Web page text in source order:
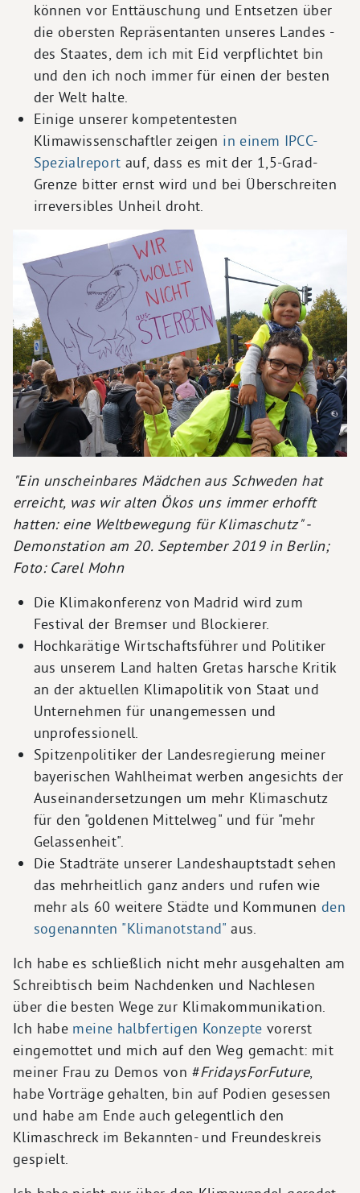
können vor Enttäuschung und Entsetzen über
die obersten Repräsentanten unseres Landes -
des Staates, dem ich mit Eid verpflichtet bin
und den ich noch immer für einen der besten
der Welt halte.
Einige unserer kompetentesten
Klimawissenschaftler zeigen in einem IPCC-
Spezialreport auf, dass es mit der 1,5-Grad-
Grenze bitter ernst wird und bei Überschreiten
irreversibles Unheil droht.
"Ein unscheinbares Mädchen aus Schweden hat
erreicht, was wir alten Ökos uns immer erhofft
hatten: eine Weltbewegung für Klimaschutz" -
Demonstation am 20. September 2019 in Berlin;
Foto: Carel Mohn
Die Klimakonferenz von Madrid wird zum
Festival der Bremser und Blockierer.
Hochkarätige Wirtschaftsführer und Politiker
aus unserem Land halten Gretas harsche Kritik
an der aktuellen Klimapolitik von Staat und
Unternehmen für unangemessen und
unprofessionell.
Spitzenpolitiker der Landesregierung meiner
bayerischen Wahlheimat werben angesichts der
Auseinandersetzungen um mehr Klimaschutz
für den "goldenen Mittelweg" und für "mehr
Gelassenheit".
Die Stadträte unserer Landeshauptstadt sehen
das mehrheitlich ganz anders und rufen wie
mehr als 60 weitere Städte und Kommunen den
sogenannten "Klimanotstand" aus.
Ich habe es schließlich nicht mehr ausgehalten am
Schreibtisch beim Nachdenken und Nachlesen
über die besten Wege zur Klimakommunikation.
Ich habe meine halbfertigen Konzepte vorerst
eingemottet und mich auf den Weg gemacht: mit
meiner Frau zu Demos von #FridaysForFuture,
habe Vorträge gehalten, bin auf Podien gesessen
und habe am Ende auch gelegentlich den
Klimaschreck im Bekannten- und Freundeskreis
gespielt.